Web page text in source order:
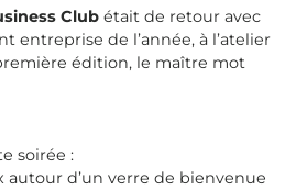
Club était de retour avec
entreprise de l’année, à l’atelier
édition, le maître mot
soirée :
autour d’un verre de bienvenue